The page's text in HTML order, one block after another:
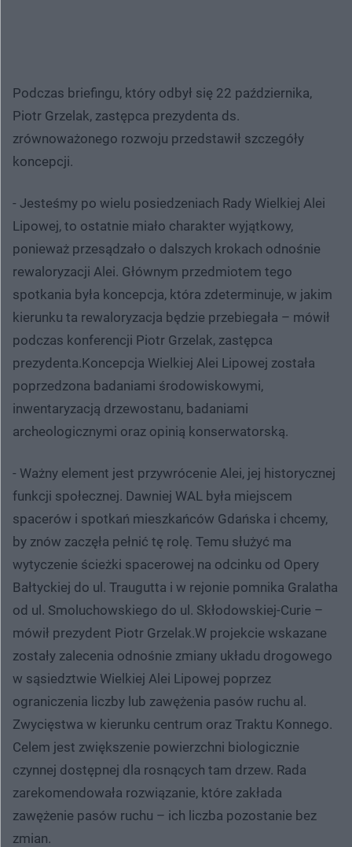
Podczas briefingu, który odbył się 22 października,
Piotr Grzelak, zastępca prezydenta ds.
zrównoważonego rozwoju przedstawił szczegóły
koncepcji.
- Jesteśmy po wielu posiedzeniach Rady Wielkiej Alei
Lipowej, to ostatnie miało charakter wyjątkowy,
ponieważ przesądzało o dalszych krokach odnośnie
rewaloryzacji Alei. Głównym przedmiotem tego
spotkania była koncepcja, która zdeterminuje, w jakim
kierunku ta rewaloryzacja będzie przebiegała – mówił
podczas konferencji Piotr Grzelak, zastępca
prezydenta.Koncepcja Wielkiej Alei Lipowej została
poprzedzona badaniami środowiskowymi,
inwentaryzacją drzewostanu, badaniami
archeologicznymi oraz opinią konserwatorską.
- Ważny element jest przywrócenie Alei, jej historycznej
funkcji społecznej. Dawniej WAL była miejscem
spacerów i spotkań mieszkańców Gdańska i chcemy,
by znów zaczęła pełnić tę rolę. Temu służyć ma
wytyczenie ścieżki spacerowej na odcinku od Opery
Bałtyckiej do ul. Traugutta i w rejonie pomnika Gralatha
od ul. Smoluchowskiego do ul. Skłodowskiej-Curie –
mówił prezydent Piotr Grzelak.W projekcie wskazane
zostały zalecenia odnośnie zmiany układu drogowego
w sąsiedztwie Wielkiej Alei Lipowej poprzez
ograniczenia liczby lub zawężenia pasów ruchu al.
Zwycięstwa w kierunku centrum oraz Traktu Konnego.
Celem jest zwiększenie powierzchni biologicznie
czynnej dostępnej dla rosnących tam drzew. Rada
zarekomendowała rozwiązanie, które zakłada
zawężenie pasów ruchu – ich liczba pozostanie bez
zmian.